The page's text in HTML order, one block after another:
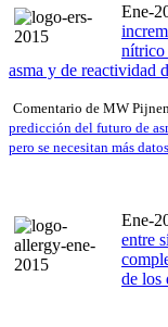
Ene-
nítrico
asma y de reactividad
Comentario de MW
predicción del futuro de
pero se necesitan más
Ene-
entre
de los